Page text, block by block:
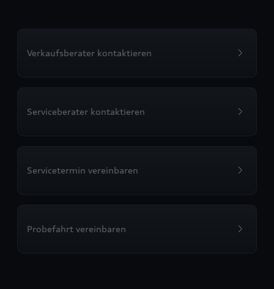
Verkaufsberater kontaktieren
Serviceberater kontaktieren
Servicetermin vereinbaren
Probefahrt vereinbaren